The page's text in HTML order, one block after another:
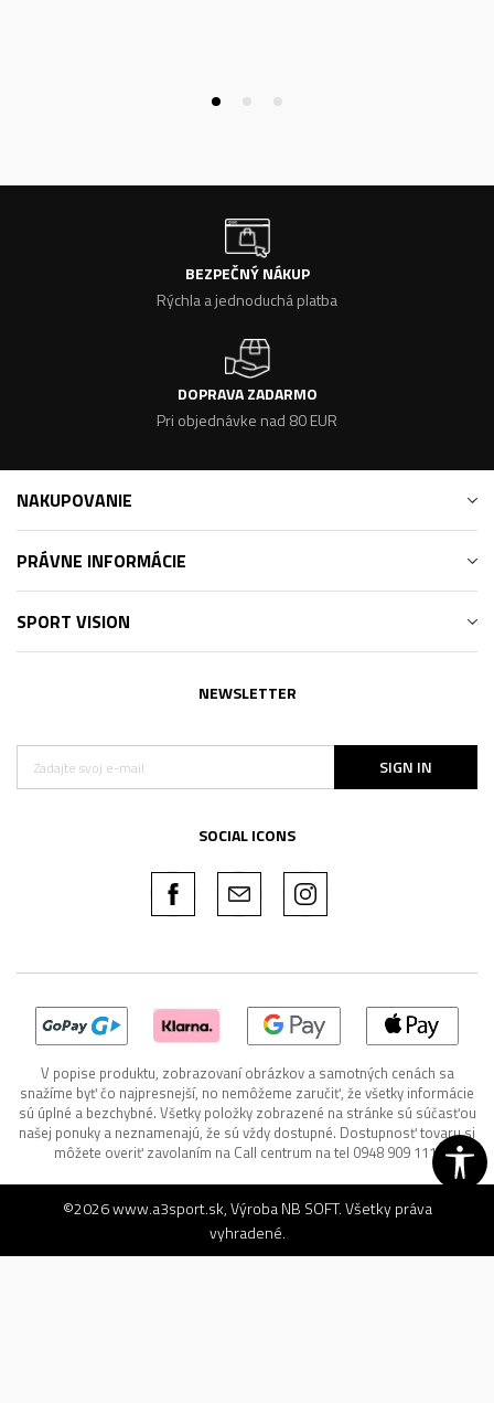
BEZPEČNÝ NÁKUP
Rýchla a jednoduchá platba
DOPRAVA ZADARMO
Pri objednávke nad 80 EUR
NAKUPOVANIE
PRÁVNE INFORMÁCIE
SPORT VISION
NEWSLETTER
SIGN IN
SOCIAL ICONS
V popise produktu, zobrazovaní obrázkov a samotných cenách sa
snažíme byť čo najpresnejší, no nemôžeme zaručiť, že všetky informácie
sú úplné a bezchybné. Všetky položky zobrazené na stránke sú súčasťou
našej ponuky a neznamenajú, že sú vždy dostupné. Dostupnosť tovaru si
môžete overiť zavolaním na Call centrum na tel 0948 909 111.
©2026www.a3sport.sk, VýrobaNB SOFT. Všetky práva
vyhradené.